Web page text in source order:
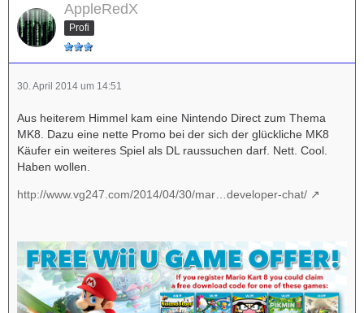
AppleRedX
Profi
30. April 2014 um 14:51
Aus heiterem Himmel kam eine Nintendo Direct zum Thema
MK8. Dazu eine nette Promo bei der sich der glückliche MK8
Käufer ein weiteres Spiel als DL raussuchen darf. Nett. Cool.
Haben wollen.
http://www.vg247.com/2014/04/30/mar…developer-chat/